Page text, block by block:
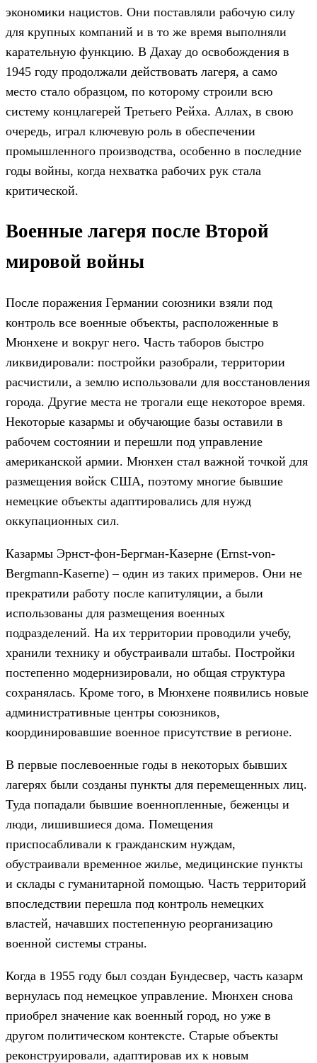
экономики нацистов. Они поставляли рабочую силу
для крупных компаний и в то же время выполняли
карательную функцию. В Дахау до освобождения в
1945 году продолжали действовать лагеря, а само
место стало образцом, по которому строили всю
систему концлагерей Третьего Рейха. Аллах, в свою
очередь, играл ключевую роль в обеспечении
промышленного производства, особенно в последние
годы войны, когда нехватка рабочих рук стала
критической.
Военные лагеря после Второй
мировой войны
После поражения Германии союзники взяли под
контроль все военные объекты, расположенные в
Мюнхене и вокруг него. Часть таборов быстро
ликвидировали: постройки разобрали, территории
расчистили, а землю использовали для восстановления
города. Другие места не трогали еще некоторое время.
Некоторые казармы и обучающие базы оставили в
рабочем состоянии и перешли под управление
американской армии. Мюнхен стал важной точкой для
размещения войск США, поэтому многие бывшие
немецкие объекты адаптировались для нужд
оккупационных сил.
Казармы Эрнст-фон-Бергман-Казерне (Ernst-von-
Bergmann-Kaserne) – один из таких примеров. Они не
прекратили работу после капитуляции, а были
использованы для размещения военных
подразделений. На их территории проводили учебу,
хранили технику и обустраивали штабы. Постройки
постепенно модернизировали, но общая структура
сохранялась. Кроме того, в Мюнхене появились новые
административные центры союзников,
координировавшие военное присутствие в регионе.
В первые послевоенные годы в некоторых бывших
лагерях были созданы пункты для перемещенных лиц.
Туда попадали бывшие военнопленные, беженцы и
люди, лишившиеся дома. Помещения
приспосабливали к гражданским нуждам,
обустраивали временное жилье, медицинские пункты
и склады с гуманитарной помощью. Часть территорий
впоследствии перешла под контроль немецких
властей, начавших постепенную реорганизацию
военной системы страны.
Когда в 1955 году был создан Бундесвер, часть казарм
вернулась под немецкое управление. Мюнхен снова
приобрел значение как военный город, но уже в
другом политическом контексте. Старые объекты
реконструировали, адаптировав их к новым